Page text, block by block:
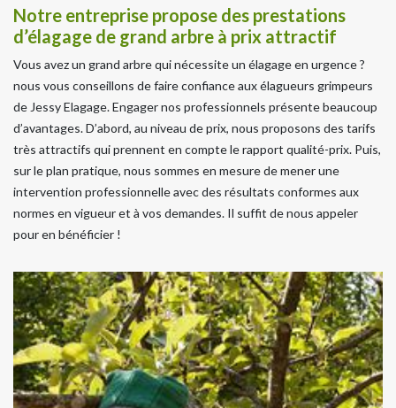
Notre entreprise propose des prestations
d’élagage de grand arbre à prix attractif
Vous avez un grand arbre qui nécessite un élagage en urgence ?
nous vous conseillons de faire confiance aux élagueurs grimpeurs
de Jessy Elagage. Engager nos professionnels présente beaucoup
d’avantages. D’abord, au niveau de prix, nous proposons des tarifs
très attractifs qui prennent en compte le rapport qualité-prix. Puis,
sur le plan pratique, nous sommes en mesure de mener une
intervention professionnelle avec des résultats conformes aux
normes en vigueur et à vos demandes. Il suffit de nous appeler
pour en bénéficier !